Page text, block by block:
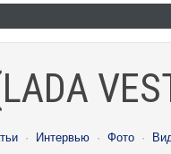
· Интервью · Фото ·